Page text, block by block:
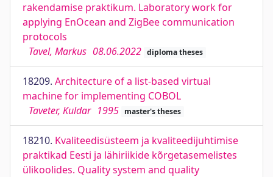
rakendamise praktikum. Laboratory work for
applying EnOcean and ZigBee communication
protocols
Tavel, Markus 08.06.2022 diploma theses
18209. Architecture of a list-based virtual
machine for implementing COBOL
Taveter, Kuldar 1995 master's theses
18210. Kvaliteedisüsteem ja kvaliteedijuhtimise
praktikad Eesti ja lähiriikide kõrgetasemelistes
ülikoolides. Quality system and quality